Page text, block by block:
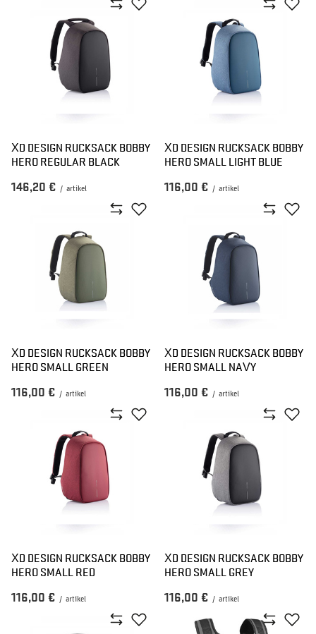
XD DESIGN RUCKSACK BOBBY
HERO REGULAR BLACK
146,20 € / artikel
XD DESIGN RUCKSACK BOBBY
HERO SMALL LIGHT BLUE
116,00 € / artikel
XD DESIGN RUCKSACK BOBBY
HERO SMALL GREEN
116,00 € / artikel
XD DESIGN RUCKSACK BOBBY
HERO SMALL NAVY
116,00 € / artikel
XD DESIGN RUCKSACK BOBBY
HERO SMALL RED
116,00 € / artikel
XD DESIGN RUCKSACK BOBBY
HERO SMALL GREY
116,00 € / artikel